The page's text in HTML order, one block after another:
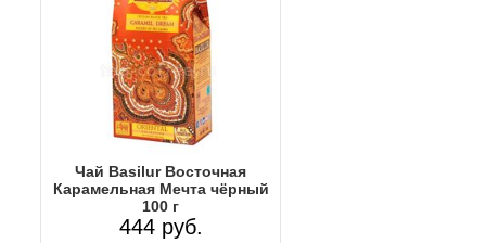
Чай Basilur Восточная
Карамельная Мечта чёрный
100 г
444 руб.